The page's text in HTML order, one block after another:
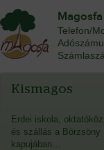
Telefon/
Kismagos
Erdei iskola,
és szállás a Börzsöny
kapujában…